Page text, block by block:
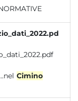
Cimino